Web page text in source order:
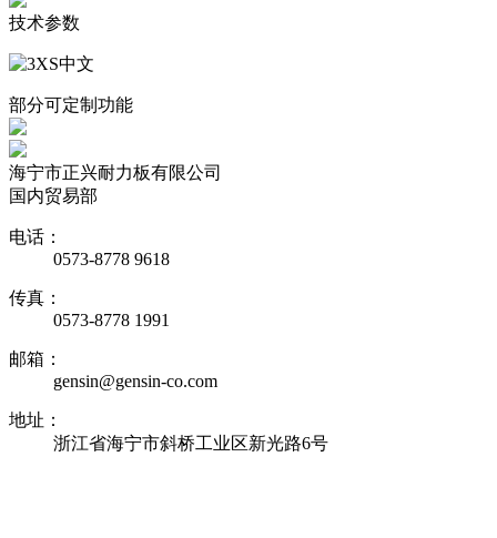
技术参数
部分可定制功能
海宁市正兴耐力板有限公司
国内贸易部
电话：
0573-8778 9618
传真：
0573-8778 1991
邮箱：
gensin@gensin-co.com
地址：
浙江省海宁市斜桥工业区新光路6号